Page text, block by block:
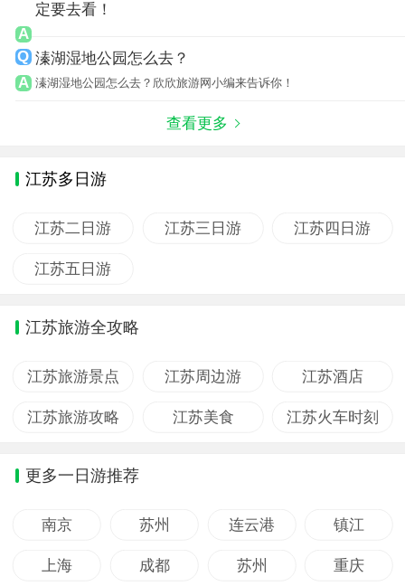
定要去看！
溱湖湿地公园怎么去？
溱湖湿地公园怎么去？欣欣旅游网小编来告诉你！
查看更多
江苏多日游
江苏二日游 江苏三日游 江苏四日游
江苏五日游
江苏旅游全攻略
江苏旅游景点 江苏周边游 江苏酒店
江苏旅游攻略 江苏美食 江苏火车时刻
更多一日游推荐
南京 苏州 连云港 镇江
上海 成都 苏州 重庆